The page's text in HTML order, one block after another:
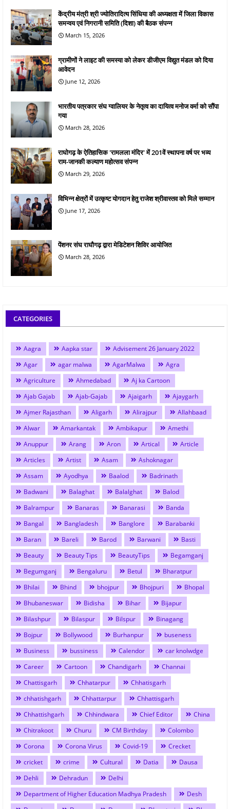
केंद्रीय मंत्री श्री ज्योतिरादित्य सिंधिया की अध्यक्षता में जिला विकास
समन्वय एवं निगरानी समिति (दिशा) की बैठक संपन्न
March 15, 2026
ग्रामीणों ने लाइट की समस्या को लेकर डीजीएम विद्युत मंडल को दिया
आवेदन
June 12, 2026
भारतीय पत्रकार संघ ग्वालियर के नेतृत्व का दायित्व मनोज वर्मा को सौंपा
गया
March 28, 2026
राघोगढ़ के ऐतिहासिक 'रामलला मंदिर' में 201वें स्थापना वर्ष पर भव्य
राम-जानकी कल्याण महोत्सव संपन्न
March 29, 2026
विभिन्न क्षेत्रों में उत्कृष्ट योगदान हेतु राजेश श्रीवास्तव को मिले सम्मान
June 17, 2026
पेंशनर संघ राघौगढ़ द्वारा मेडिटेशन शिविर आयोजित
March 28, 2026
CATEGORIES
Aagra Aapka star
Advisement 26 January 2022
Agar
agar malwa AgarMalwa
Agra
Agriculture
Ahmedabad
Aj ka Cartoon
Ajab Gajab
Ajab-Gajab Ajaigarh
Ajaygarh
Ajmer Rajasthan
Aligarh Alirajpur
Allahbaad
Alwar
Amarkantak Ambikapur
Amethi
Anuppur
Arang Aron Artical
Article
Articles
Artist Asam
Ashoknagar
Assam
Ayodhya Baalod
Badrinath
Badwani
Balaghat Balalghat
Balod
Balrampur
Banaras Banarasi
Banda
Bangal
Bangladesh Banglore
Barabanki
Baran
Bareli Barod Barwani
Basti
Beauty
Beauty Tips BeautyTips
Begamganj
Begumganj
Bengaluru Betul
Bharatpur
Bhilai
Bhind bhojpur Bhojpuri
Bhopal
Bhubaneswar
Bidisha Bihar
Bijapur
Bilashpur
Bilaspur Bilspur
Binagang
Bojpur
Bollywood Burhanpur
buseness
Business
bussiness Calendor
car knolwdge
Career
Cartoon Chandigarh
Channai
Chattisgarh
Chhatarpur
Chhatisgarh
chhatishgarh
Chhattarpur
Chhattisgarh
Chhattishgarh
Chhindwara Chief Editor
China
Chitrakoot
Churu CM Birthday
Colombo
Corona
Corona Virus Covid-19
Crecket
cricket
crime Cultural Datia
Dausa
Dehli
Dehradun
Delhi
Department of Higher Education Madhya Pradesh
Desh